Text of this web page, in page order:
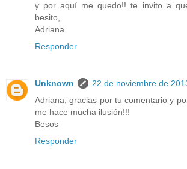
y por aquí me quedo!! te invito a
besito,
Adriana
Responder
Unknown
22 de noviembre de
Adriana, gracias por tu comentario y
me hace mucha ilusión!!!
Besos
Responder